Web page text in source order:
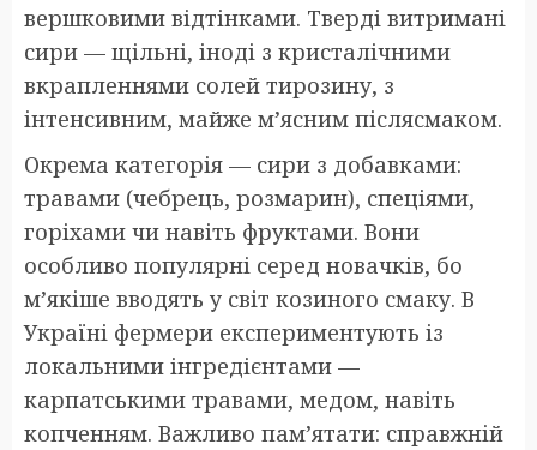
вершковими відтінками. Тверді витримані
сири — щільні, іноді з кристалічними
вкрапленнями солей тирозину, з
інтенсивним, майже м’ясним післясмаком.
Окрема категорія — сири з добавками:
травами (чебрець, розмарин), спеціями,
горіхами чи навіть фруктами. Вони
особливо популярні серед новачків, бо
м’якіше вводять у світ козиного смаку. В
Україні фермери експериментують із
локальними інгредієнтами —
карпатськими травами, медом, навіть
копченням. Важливо пам’ятати: справжній